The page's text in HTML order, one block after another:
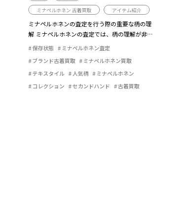
ミナペルホネン 古着買取
アイテム紹介
ミナペルホネンの査定を行う際の重要な柄の理
解 ミナペルホネンの査定では、柄の理解が非常
に重要です。...
保存状態
ミナペルホネン査定
ブランド古着買取
ミナペルホネン買取
テキスタイル
人気柄
ミナペルホネン
コレクション
セカンドハンド 古着買取